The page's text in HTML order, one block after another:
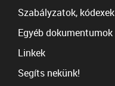
Szabályzatok, kódexek
Egyéb dokumentumok
Linkek
Segíts nekünk!